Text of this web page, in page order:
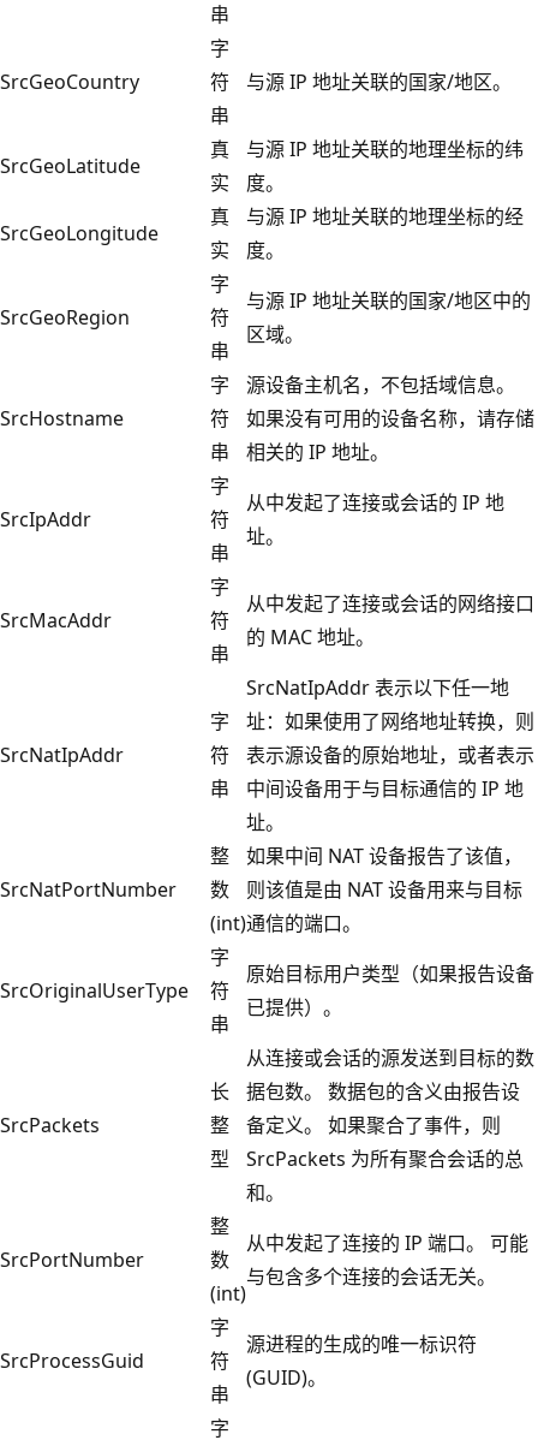
串
SrcGeoCountry
字
符
串
与源 IP 地址关联的国家/地区。
SrcGeoLatitude
真
实
与源 IP 地址关联的地理坐标的纬
度。
SrcGeoLongitude
真
实
与源 IP 地址关联的地理坐标的经
度。
SrcGeoRegion
字
符
串
与源 IP 地址关联的国家/地区中的
区域。
SrcHostname
字
符
串
源设备主机名，不包括域信息。
如果没有可用的设备名称，请存储
相关的 IP 地址。
SrcIpAddr
字
符
串
从中发起了连接或会话的 IP 地
址。
SrcMacAddr
字
符
串
从中发起了连接或会话的网络接口
的 MAC 地址。
SrcNatIpAddr
字
符
串
SrcNatIpAddr 表示以下任一地
址：如果使用了网络地址转换，则
表示源设备的原始地址，或者表示
中间设备用于与目标通信的 IP 地
址。
SrcNatPortNumber
整
数
(int)
如果中间 NAT 设备报告了该值，
则该值是由 NAT 设备用来与目标
通信的端口。
SrcOriginalUserType
字
符
串
原始目标用户类型（如果报告设备
已提供）。
SrcPackets
长
整
型
从连接或会话的源发送到目标的数
据包数。 数据包的含义由报告设
备定义。 如果聚合了事件，则
SrcPackets 为所有聚合会话的总
和。
SrcPortNumber
整
数
(int)
从中发起了连接的 IP 端口。 可能
与包含多个连接的会话无关。
SrcProcessGuid
字
符
串
源进程的生成的唯一标识符
(GUID)。
字